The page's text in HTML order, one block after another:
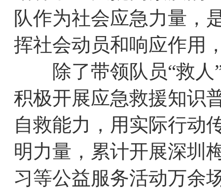
队作为社会应急力量，
挥社会动员和响应作用
除了带领队员“救人”
积极开展应急救援知识
自救能力，用实际行动
明力量，累计开展深圳
习等公益服务活动万余